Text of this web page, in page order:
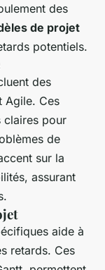
des
de projet
potentiels.
des
Agile. Ces
claires pour
de
sur la
assurant
aide à
retards. Ces